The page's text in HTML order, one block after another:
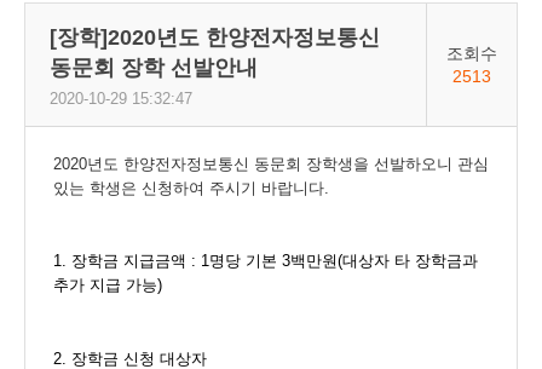
[장학]2020년도 한양전자정보통신
동문회 장학 선발안내
2020-10-29 15:32:47
조회수
2513
2020년도 한양전자정보통신 동문회 장학생을 선발하오니 관심
있는 학생은 신청하여 주시기 바랍니다.
1. 장학금 지급금액 : 1명당 기본 3백만원(대상자 타 장학금과
추가 지급 가능)
2. 장학금 신청 대상자